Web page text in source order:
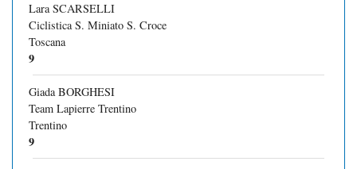
Lara SCARSELLI
Ciclistica S. Miniato S. Croce
Toscana
9
Giada BORGHESI
Team Lapierre Trentino
Trentino
9